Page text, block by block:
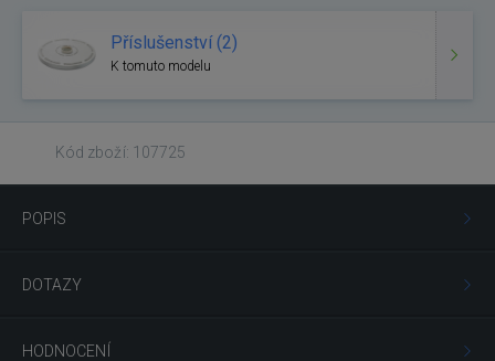
Příslušenství (2)
K tomuto modelu
Kód zboží: 107725
POPIS
DOTAZY
HODNOCENÍ